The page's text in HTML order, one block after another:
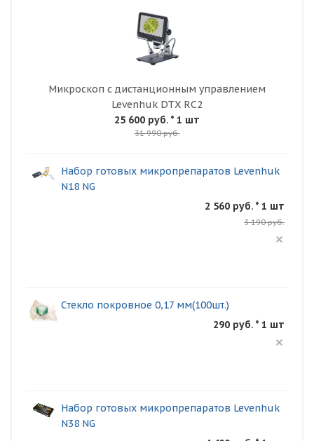
Микроскоп с дистанционным управлением
Levenhuk DTX RC2
25 600 руб. * 1 шт
31 990 руб.
Набор готовых микропрепаратов Levenhuk
N18 NG
2 560 руб. * 1 шт
3 190 руб.
Стекло покровное 0,17 мм(100шт.)
290 руб. * 1 шт
Набор готовых микропрепаратов Levenhuk
N38 NG